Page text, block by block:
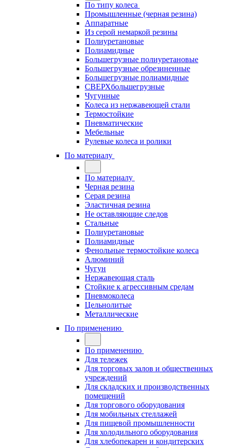
По типу колеса
Промышленные (черная резина)
Аппаратные
Из серой немаркой резины
Полиуретановые
Полиамидные
Большегрузные полиуретановые
Большегрузные обрезиненные
Большегрузные полиамидные
СВЕРХбольшегрузные
Чугунные
Колеса из нержавеющей стали
Термостойкие
Пневматические
Мебельные
Рулевые колеса и ролики
По материалу
По материалу
Черная резина
Серая резина
Эластичная резина
Не оставляющие следов
Стальные
Полиуретановые
Полиамидные
Фенольные термостойкие колеса
Алюминий
Чугун
Нержавеющая сталь
Стойкие к агрессивным средам
Пневмоколеса
Цельнолитые
Металлические
По применению
По применению
Для тележек
Для торговых залов и общественных
учреждений
Для складских и производственных
помещений
Для торгового оборудования
Для мобильных стеллажей
Для пищевой промышленности
Для холодильного оборудования
Для хлебопекарен и кондитерских